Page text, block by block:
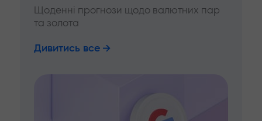
Щоденні прогнози щодо валютних пар
та золота
Дивитись все